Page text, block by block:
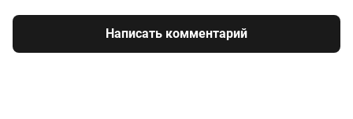
Написать комментарий